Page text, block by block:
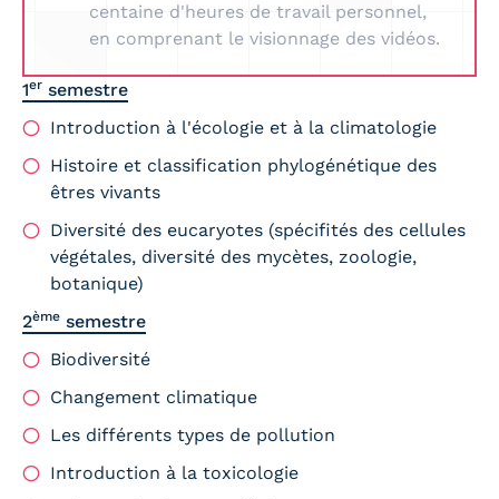
centaine d'heures de travail personnel,
en comprenant le visionnage des vidéos.
1er semestre
Introduction à l'écologie et à la climatologie
Histoire et classification phylogénétique des
êtres vivants
Diversité des eucaryotes (spécifités des cellules
végétales, diversité des mycètes, zoologie,
botanique)
2ème semestre
Biodiversité
Changement climatique
Les différents types de pollution
Introduction à la toxicologie